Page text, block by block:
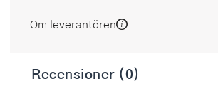
Om leverantören
Recensioner (0)